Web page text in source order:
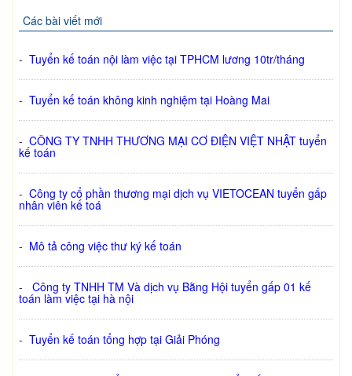
Các bài viết mới
- Tuyển kế toán nội làm việc tại TPHCM lương 10tr/tháng
- Tuyển kế toán không kinh nghiệm tại Hoàng Mai
- CÔNG TY TNHH THƯƠNG MẠI CƠ ĐIỆN VIỆT NHẬT tuyển
kế toán
- Công ty cổ phần thương mại dịch vụ VIETOCEAN tuyển gấp
nhân viên kế toá
- Mô tả công việc thư ký kế toán
- Công ty TNHH TM Và dịch vụ Bằng Hội tuyển gấp 01 kế
toán làm việc tại hà nội
- Tuyển kế toán tổng hợp tại Giải Phóng